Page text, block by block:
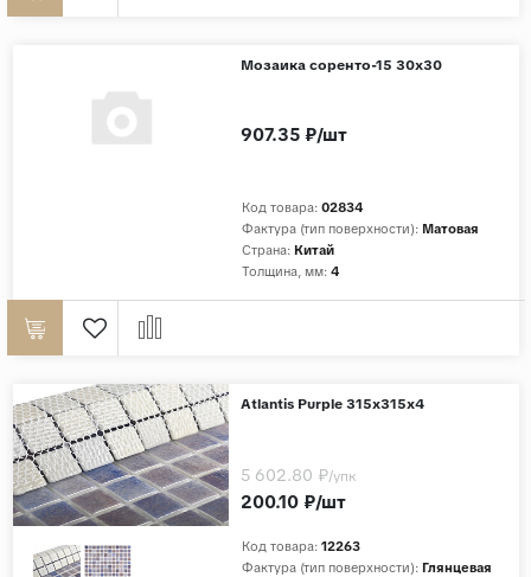
Мозаика соренто-15 30х30
Код товара: 02834
Фактура (тип поверхности): Матовая
Страна: Китай
Толщина, мм: 4
907.35 ₽/шт
Atlantis Purple 315х315х4
Код товара: 12263
Фактура (тип поверхности): Глянцевая
200.10 ₽/шт
5 602.80 ₽/упк